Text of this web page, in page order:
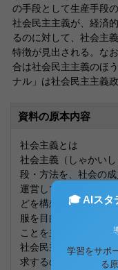
の手段として生産手段
社会民主主義が、経済
るのに対して、社会主
特徴が見出される。な
合は社会民主主義のほ
ナル」は社会民主主義
資料の原本内容
社会主義とは
社会主義（しゃかい
段・方法を、社会の
運営していく体制と
どを構想する思想。
服を目的とし、その
ことを主張している。
社会民主主義が、経
求するのに対して、
🎓 AIスタ
学習をサポ
る